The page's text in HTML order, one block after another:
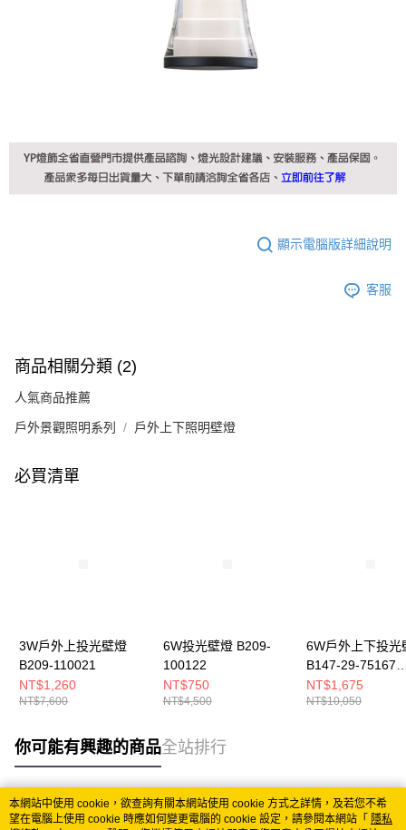
顯示電腦版詳細說明
客服
商品相關分類 (2)
人氣商品推薦
戶外景觀照明系列 戶外上下照明壁燈
必買清單
3W戶外上投光壁燈
B209-110021
NT$1,260
NT$7,600
6W投光壁燈 B209-
100122
NT$750
NT$4,500
6W戶外上下投光
B147-29-75167
75168
NT$1,675
NT$10,050
你可能有興趣的商品全站排行
熱門標籤
本網站中使用 cookie，欲查詢有關本網站使用 cookie 方式之詳情，及若您不希
望在電腦上使用 cookie 時應如何變更電腦的 cookie 設定，請參閱本網站「 隱私